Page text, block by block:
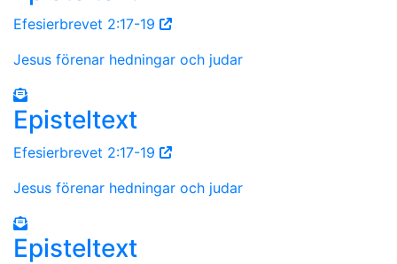
Efesierbrevet 2:17-19
Jesus förenar hedningar och judar
Episteltext
Efesierbrevet 2:17-19
Jesus förenar hedningar och judar
Episteltext